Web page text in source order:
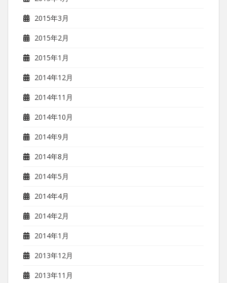
2015年3月
2015年2月
2015年1月
2014年12月
2014年11月
2014年10月
2014年9月
2014年8月
2014年5月
2014年4月
2014年2月
2014年1月
2013年12月
2013年11月